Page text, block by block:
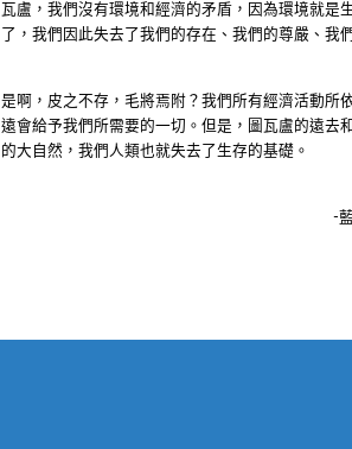
瓦盧，我們沒有環境和經濟的矛盾，因為環境就是
了，我們因此失去了我們的存在、我們的尊嚴、我
是啊，皮之不存，毛將焉附？我們所有經濟活動所
遠會給予我們所需要的一切。但是，圖瓦盧的遠去
的大自然，我們人類也就失去了生存的基礎。
-